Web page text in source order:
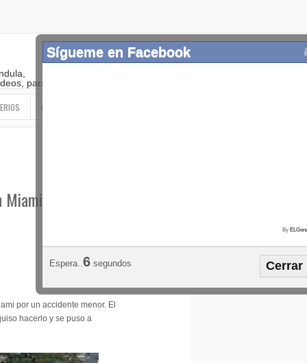
paranormal
OTROS
- Con
por un accidente menor. El
hacerlo y se puso a
Sígueme en Facebook
By
Espera..5 segundos Cerrar